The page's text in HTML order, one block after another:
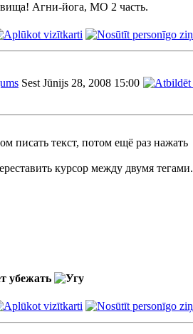
Агни-йога, МО 2 часть.
Sest Jūnijs 28, 2008 15:00
писать текст, потом ещё раз нажать
курсор между двумя тегами.
убежать